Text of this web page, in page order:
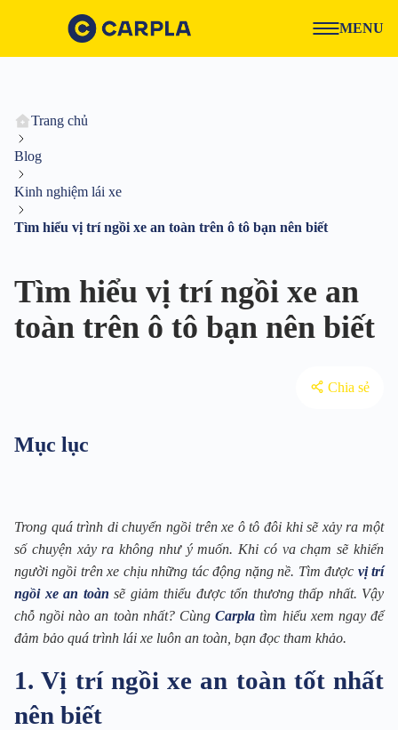
MENU
Trang chủ
Blog
Kinh nghiệm lái xe
Tìm hiểu vị trí ngồi xe an toàn trên ô tô bạn nên biết
Tìm hiểu vị trí ngồi xe an
toàn trên ô tô bạn nên biết
Chia sẻ
Trong quá trình di chuyển ngồi trên xe ô tô đôi khi sẽ xảy ra một
số chuyện xảy ra không như ý muốn. Khi có va chạm sẽ khiến
người ngồi trên xe chịu những tác động nặng nề. Tìm được vị trí
ngồi xe an toàn sẽ giảm thiểu được tổn thương thấp nhất. Vậy
chỗ ngồi nào an toàn nhất? CùngCarpla tìm hiểu xem ngay để
đảm bảo quá trình lái xe luôn an toàn, bạn đọc tham khảo.
1. Vị trí ngồi xe an toàn tốt nhất
nên biết
Mục lục